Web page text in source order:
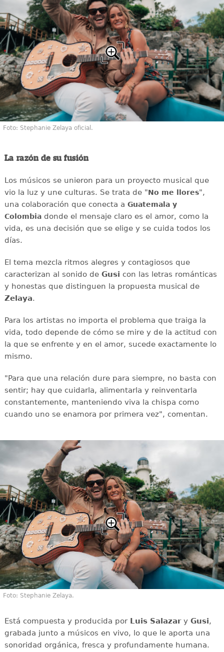
Foto: Stephanie Zelaya oficial.
La razón de su fusión
Los músicos se unieron para un proyecto musical que
vio la luz y une culturas. Se trata de "No me llores",
una colaboración que conecta a Guatemala y
Colombiadonde el mensaje claro es el amor, como la
vida, es una decisión que se elige y se cuida todos los
días.
El tema mezcla ritmos alegres y contagiosos que
caracterizan al sonido de Gusi con las letras románticas
y honestas que distinguen la propuesta musical de
Zelaya.
Para los artistas no importa el problema que traiga la
vida, todo depende de cómo se mire y de la actitud con
la que se enfrente y en el amor, sucede exactamente lo
mismo.
"Para que una relación dure para siempre, no basta con
sentir; hay que cuidarla, alimentarla y reinventarla
constantemente, manteniendo viva la chispa como
cuando uno se enamora por primera vez", comentan.
Foto: Stephanie Zelaya.
Está compuesta y producida porLuis Salazar yGusi,
grabada junto a músicos en vivo, lo que le aporta una
sonoridad orgánica, fresca y profundamente humana.